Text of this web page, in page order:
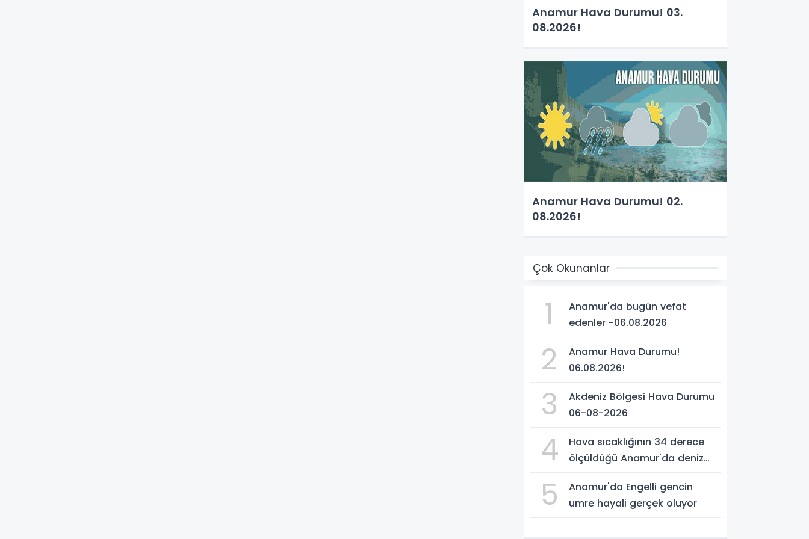
Anamur Hava Durumu! 03.
08.2026!
Anamur Hava Durumu! 02.
08.2026!
Çok Okunanlar
1
Anamur'da bugün vefat
edenler -06.08.2026
2
Anamur Hava Durumu!
06.08.2026!
3
Akdeniz Bölgesi Hava Durumu
06-08-2026
4
Hava sıcaklığının 34 derece
ölçüldüğü Anamur'da deniz
gördü
5
Anamur'da Engelli gencin
umre hayali gerçek oluyor